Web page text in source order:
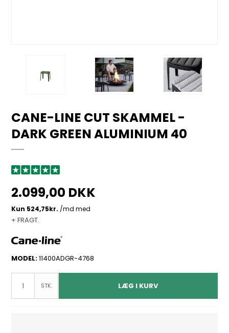
CANE-LINE CUT SKAMMEL -
DARK GREEN ALUMINIUM 40
2.099,00 DKK
+ FRAGT.
MODEL:11400ADGR-4768
STK. LÆG I KURV